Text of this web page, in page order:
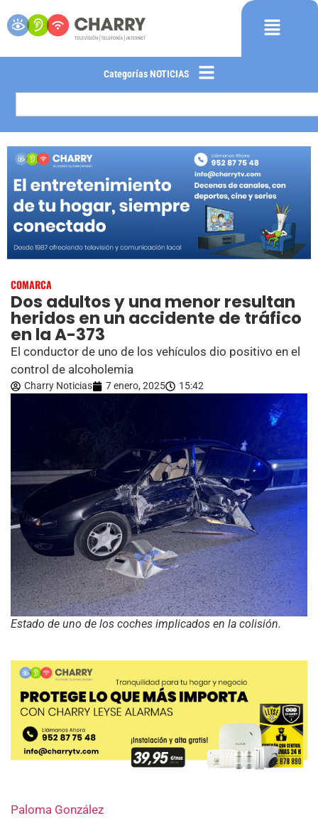
Categorías NOTICIAS
COMARCA
Dos adultos y una menor resultan
heridos en un accidente de tráfico
en la A-373
El conductor de uno de los vehículos dio positivo en el
control de alcoholemia
Charry Noticias 7 enero, 2025 15:42
Estado de uno de los coches implicados en la colisión.
Paloma González